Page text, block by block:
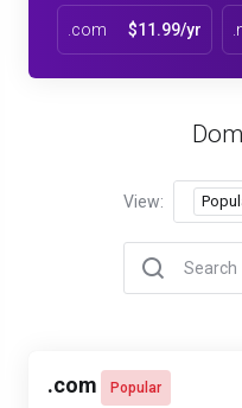
.com $11.99/yr
View:
.com Popular